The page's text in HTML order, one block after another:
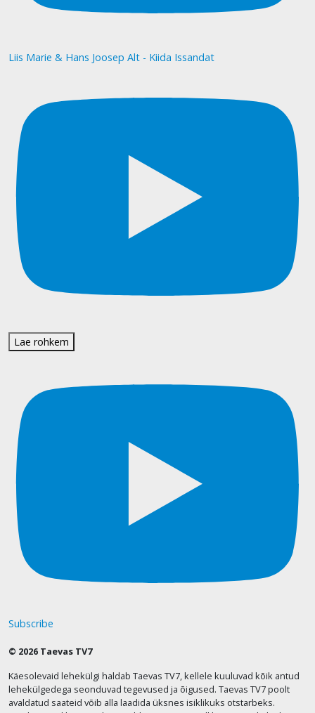
Liis Marie & Hans Joosep Alt - Kiida Issandat
Lae rohkem
Subscribe
© 2026 Taevas TV7
Käesolevaid lehekülgi haldab Taevas TV7, kellele kuuluvad kõik antud
lehekülgedega seonduvad tegevused ja õigused. Taevas TV7 poolt
avaldatud saateid võib alla laadida üksnes isiklikuks otstarbeks.